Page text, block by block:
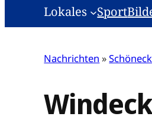
Lokales Sport
Nachrichten »Schöneck